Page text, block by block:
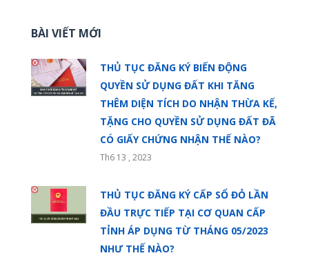
BÀI VIẾT MỚI
THỦ TỤC ĐĂNG KÝ BIẾN ĐỘNG
QUYỀN SỬ DỤNG ĐẤT KHI TĂNG
THÊM DIỆN TÍCH DO NHẬN THỪA KẾ,
TẶNG CHO QUYỀN SỬ DỤNG ĐẤT ĐÃ
CÓ GIẤY CHỨNG NHẬN THẾ NÀO?
Th6 13 , 2023
THỦ TỤC ĐĂNG KÝ CẤP SỔ ĐỎ LẦN
ĐẦU TRỰC TIẾP TẠI CƠ QUAN CẤP
TỈNH ÁP DỤNG TỪ THÁNG 05/2023
NHƯ THẾ NÀO?